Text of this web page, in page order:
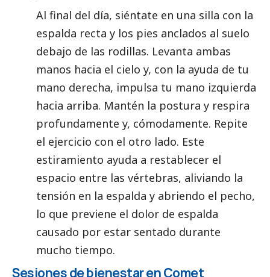
Al final del día, siéntate en una silla con la
espalda recta y los pies anclados al suelo
debajo de las rodillas. Levanta ambas
manos hacia el cielo y, con la ayuda de tu
mano derecha, impulsa tu mano izquierda
hacia arriba. Mantén la postura y respira
profundamente y, cómodamente. Repite
el ejercicio con el otro lado. Este
estiramiento ayuda a restablecer el
espacio entre las vértebras, aliviando la
tensión en la espalda y abriendo el pecho,
lo que previene el dolor de espalda
causado por estar sentado durante
mucho tiempo.
Sesiones de bienestar en Comet